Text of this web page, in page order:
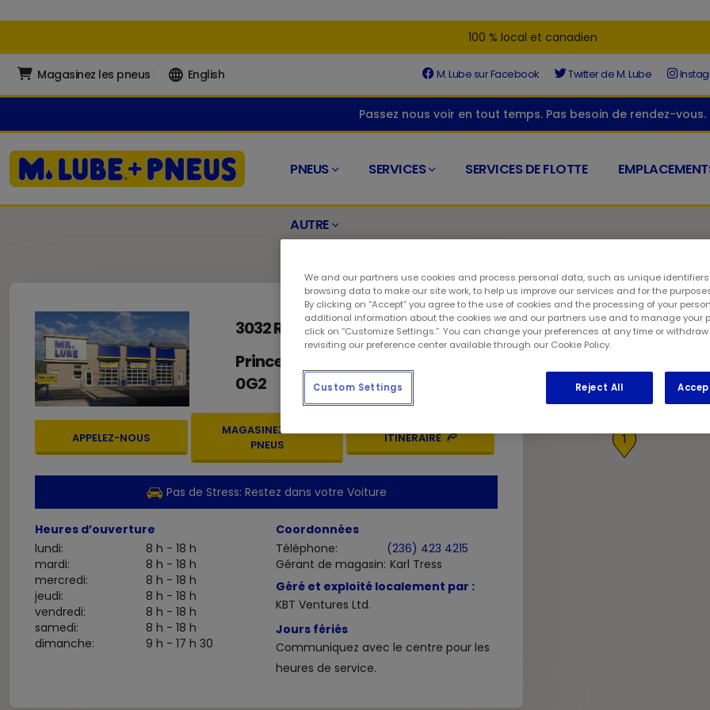
100 % local et canadien
Magasinez les pneus English M. Lube sur Facebook Twitter de M. Lube
Passez nous voir en tout temps. Pas besoin de rendez-vous.
PNEUS SERVICES SERVICES DE FLOTTE
AUTRE
1
3032 Recplace Drive
Prince George
0G2
APPELEZ-NOUS
MAGASINEZ-LES-
PNEUS
ITINÉRAIRE
Pas de Stress: Restez dans votre Voiture
Heures d’ouverture
lundi:
8 h - 18 h
mardi:
8 h - 18 h
mercredi:
8 h - 18 h
jeudi:
8 h - 18 h
vendredi:
8 h - 18 h
samedi:
8 h - 18 h
dimanche:
9 h - 17 h 30
Coordonnées
Téléphone:
(236) 423 4215
Gérant de magasin: Karl Tress
Géré et exploité localement par :
KBT Ventures Ltd.
Jours fériés
Communiquez avec le centre pour les
heures de service.
We and our partners use cookies and process personal data, such as unique
browsing data to make our site work, to help us improve our services and for the
By clicking on “Accept” you agree to the use of cookies and the processing of your
additional information about the cookies we and our partners use and to manage your
click on “Customize Settings.”. You can change your preferences at any time or
revisiting our preference center available through our Cookie Policy.
Reject All
Custom Settings